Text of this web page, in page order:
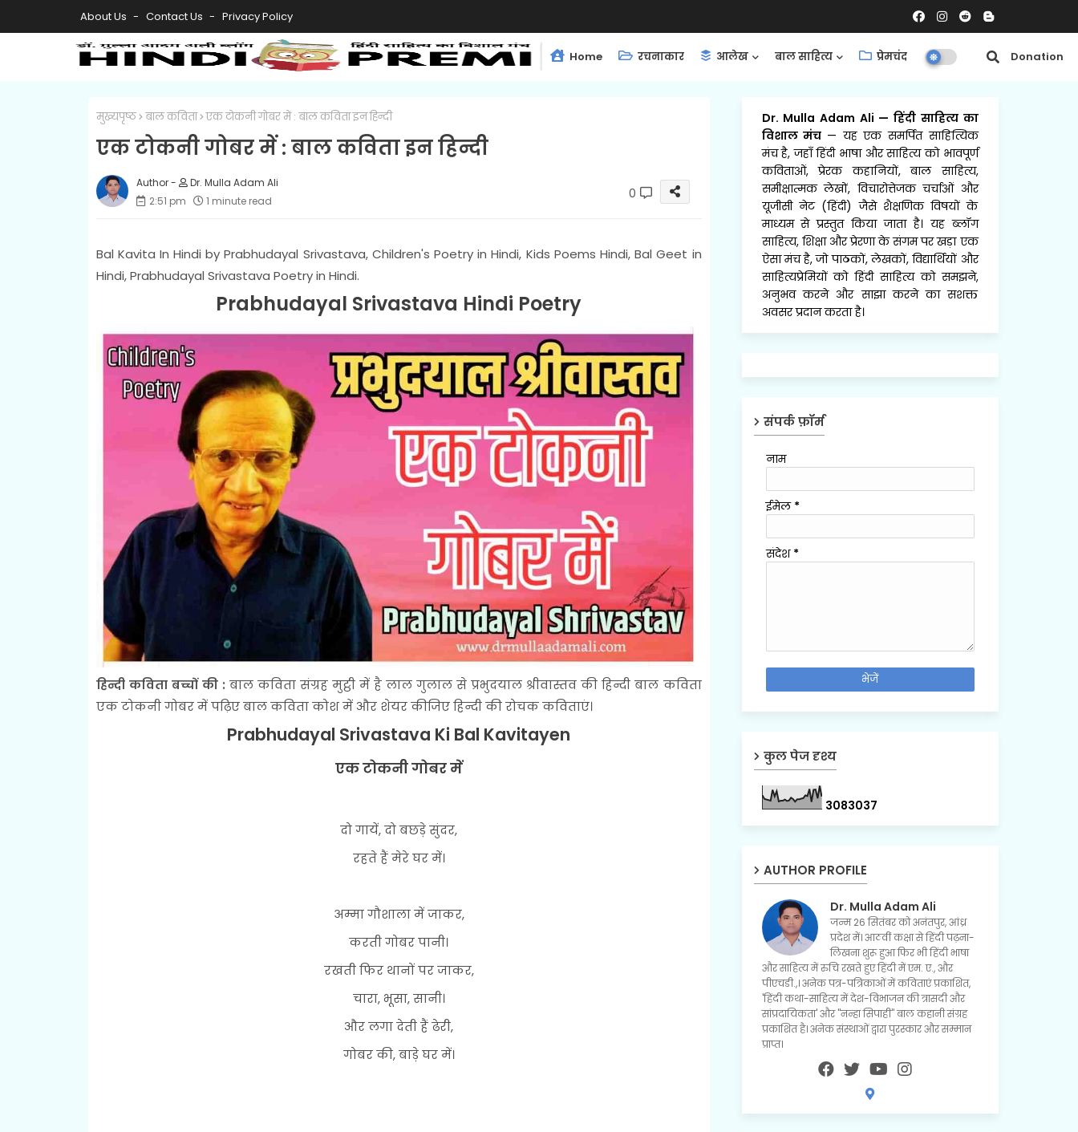
About Us Contact Us Privacy Policy
Home रचनाकार आलेख बाल साहित्य प्रेमचंद समीक्षाएँ Donation
मुख्यपृष्ठ बाल कविता एक टोकनी गोबर में : बाल कविता इन हिन्दी
एक टोकनी गोबर में : बाल कविता इन हिन्दी
Dr. Mulla Adam Ali
2:51 pm
1 minute read 0
Bal Kavita In Hindi by Prabhudayal Srivastava, Children's Poetry in Hindi, Kids Poems Hindi, Bal Geet in
Hindi, Prabhudayal Srivastava Poetry in Hindi.
Prabhudayal Srivastava Hindi Poetry
हिन्दी कविता बच्चों की : बाल कविता संग्रह मुट्ठी में है लाल गुलाल से प्रभुदयाल श्रीवास्तव की हिन्दी बाल कविता
एक टोकनी गोबर में पढ़िए बाल कविता कोश में और शेयर कीजिए हिन्दी की रोचक कविताएं।
Prabhudayal Srivastava Ki Bal Kavitayen
एक टोकनी गोबर में
दो गायें, दो बछड़े सुंदर,
रहते हैं मेरे घर में।
अम्मा गौशाला में जाकर,
करती गोबर पानी।
रखती फिर थानों पर जाकर,
चारा, भूसा, सानी।
और लगा देती हैं ढेरी,
गोबर की, बाड़े घर में।
Dr. Mulla Adam Ali —हिंदी साहित्य का
विशाल मंच — यह एक समर्पित साहित्यिक
मंच है, जहाँ हिंदी भाषा और साहित्य को भावपूर्ण
कविताओं, प्रेरक कहानियों, बाल साहित्य,
समीक्षात्मक लेखों, विचारोत्तेजक चर्चाओं और
यूजीसी नेट (हिंदी) जैसे शैक्षणिक विषयों के
माध्यम से प्रस्तुत किया जाता है। यह ब्लॉग
साहित्य, शिक्षा और प्रेरणा के संगम पर खड़ा एक
ऐसा मंच है, जो पाठकों, लेखकों, विद्यार्थियों और
साहित्यप्रेमियों को हिंदी साहित्य को समझने,
अनुभव करने और साझा करने का सशक्त
अवसर प्रदान करता है।
संपर्क फ़ॉर्म
नाम
ईमेल *
संदेश *
कुल पेज दृश्य
3083037
AUTHOR PROFILE
Dr. Mulla Adam Ali
जन्म 26 सितंबर को अनंतपुर, आंध्र
प्रदेश में। आठवीं कक्षा से हिंदी पढ़ना-
लिखना शुरू हुआ फिर भी हिंदी भाषा
और साहित्य में रुचि रखते हुए हिंदी में एम. ए., और
पीएचडी.,। अनेक पत्र-पत्रिकाओं में कविताएं प्रकाशित,
'हिंदी कथा-साहित्य में देश-विभाजन की त्रासदी और
सांप्रदायिकता' और "नन्हा सिपाही" बाल कहानी संग्रह
प्रकाशित है। अनेक संस्थाओं द्वारा पुरस्कार और सम्मान
प्राप्त।